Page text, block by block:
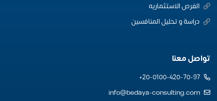
الفرص الاستثماريه
دراسة و تحليل المنافسين
تواصل معنا
20-0100-420-70-97+
info@bedaya-consulting.com